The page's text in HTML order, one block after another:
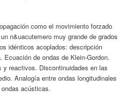
como el movimiento forzado
n&uacutemero muy grande de grados
idénticos acoplados: descripción
Ecuación de ondas de Klein-Gordon.
y reactivos. Discontinuidades en las
Analogía entre ondas longitudinales
acústicas.